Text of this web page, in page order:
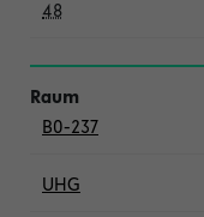
48
B0-237
UHG